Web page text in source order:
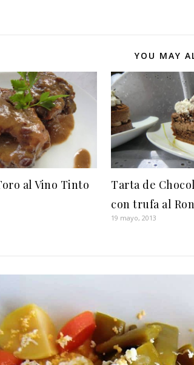
YOU MAY
al Vino Tinto
Tarta de
con trufa al Ron
19 mayo, 2013